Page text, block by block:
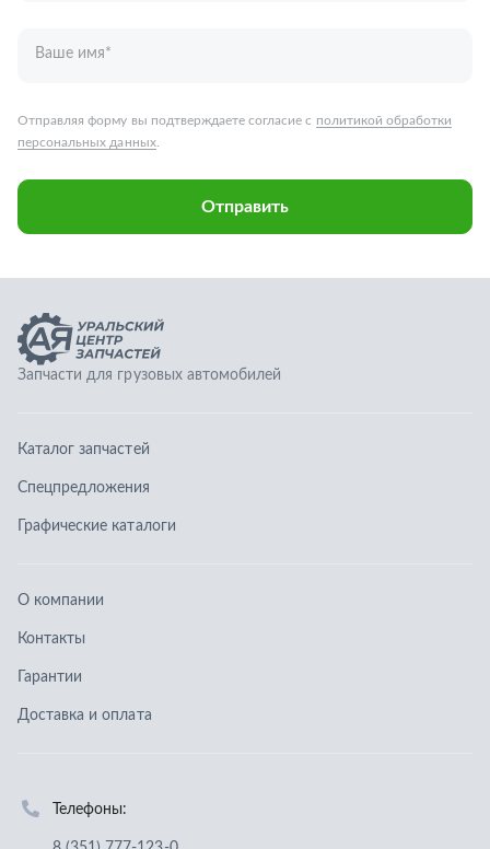
Запчасти для грузовых автомобилей
Каталог запчастей
Спецпредложения
О компании
Контакты
Доставка и оплата
Отправить заявку